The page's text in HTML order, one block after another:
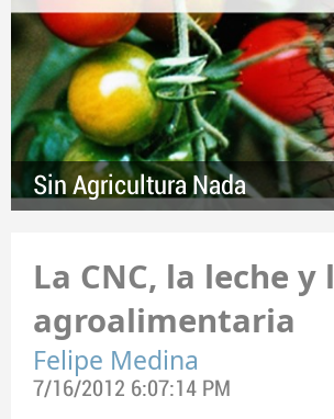
Sin Agricultura Nada
La CNC, la leche
agroalimentaria
Felipe Medina
7/16/2012 6:07:14 PM